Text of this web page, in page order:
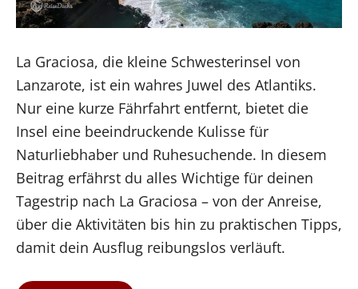
La Graciosa, die kleine Schwesterinsel von
Lanzarote, ist ein wahres Juwel des Atlantiks.
Nur eine kurze Fährfahrt entfernt, bietet die
Insel eine beeindruckende Kulisse für
Naturliebhaber und Ruhesuchende. In diesem
Beitrag erfährst du alles Wichtige für deinen
Tagestrip nach La Graciosa – von der Anreise,
über die Aktivitäten bis hin zu praktischen Tipps,
damit dein Ausflug reibungslos verläuft.